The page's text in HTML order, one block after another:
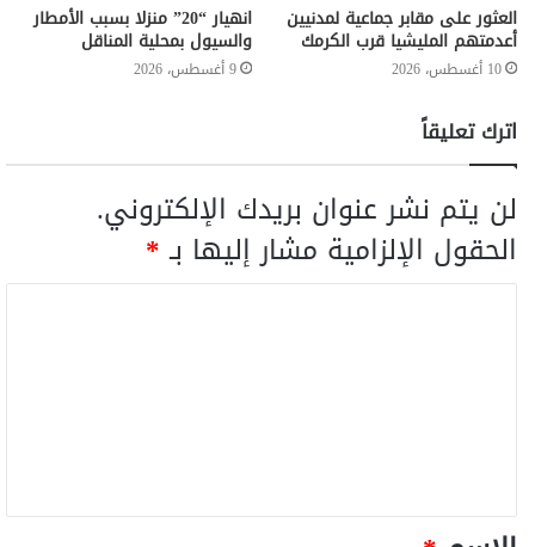
العثور على مقابر جماعية لمدنيين
أعدمتهم المليشيا قرب الكرمك
10 أغسطس، 2026
انهيار “20” منزلا بسبب الأمطار
والسيول بمحلية المناقل
9 أغسطس، 2026
اترك تعليقاً
لن يتم نشر عنوان بريدك الإلكتروني.
الحقول الإلزامية مشار إليها بـ*